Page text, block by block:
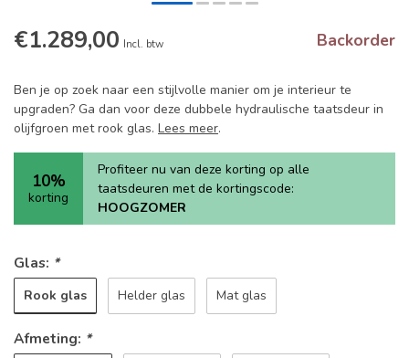
€1.289,00 Incl. btw Backorder
Ben je op zoek naar een stijlvolle manier om je interieur te
upgraden? Ga dan voor deze dubbele hydraulische taatsdeur in
olijfgroen met rook glas. Lees meer.
10%
korting
Profiteer nu van deze korting op alle
taatsdeuren met de kortingscode:
HOOGZOMER
Glas: *
Rook glas Helder glas Mat glas
Afmeting: *